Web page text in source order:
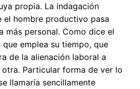
propia. La indagación
el hombre productivo pasa
más personal. Como dice el
emplea su tiempo, que
de la alienación laboral a
Particular forma de ver lo
llamaría sencillamente